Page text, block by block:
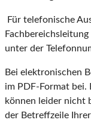
Für telefonische
unter der
Bei elektronischen
im PDF-Format
können leider nicht
der Betreffzeile